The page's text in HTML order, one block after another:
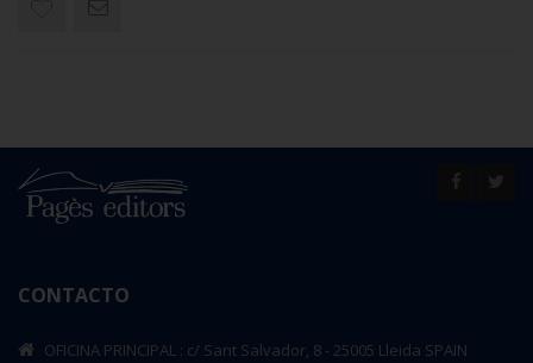
CONTACTO
OFICINA PRINCIPAL : c/ Sant Salvador, 8 - 25005 Lleida SPAIN